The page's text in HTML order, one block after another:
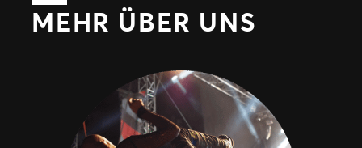
MEHR ÜBER UNS